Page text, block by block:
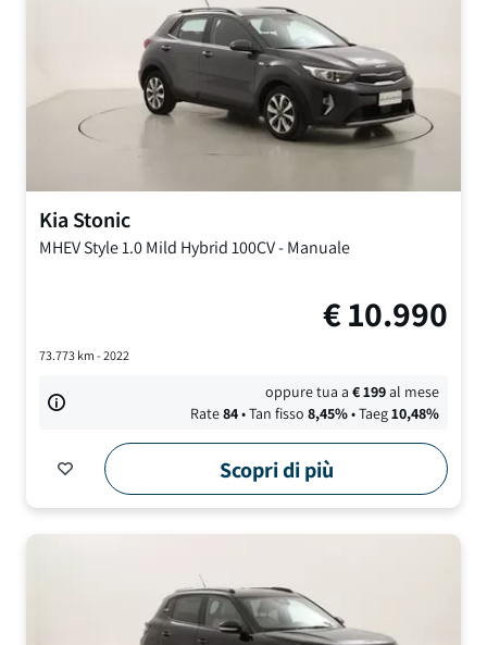
Kia Stonic
MHEV Style1.0 Mild Hybrid 100CV-Manuale
€10.990
73.773km - 2022
oppure tua a€199al mese
Rate84• Tan fisso 8,45%• Taeg10,48%
Scopri di più